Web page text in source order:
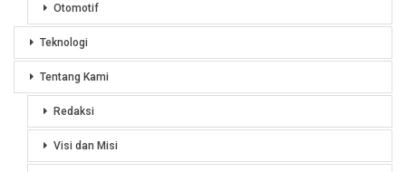
Otomotif
Teknologi
Tentang Kami
Redaksi
Visi dan Misi